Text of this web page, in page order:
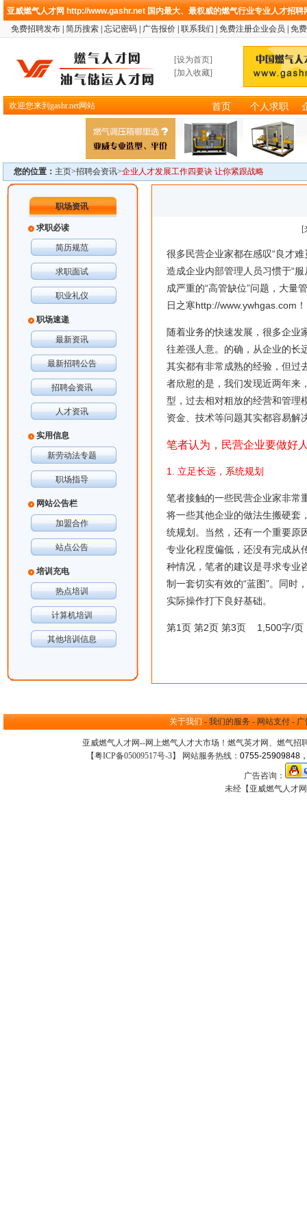
亚威燃气人才网 http://www.gashr.net 国内最大、最权威的燃气行业专业人才招
免费招聘发布 简历搜索 忘记密码 广告报价 联系我们 免费注册企业会员 免
[设为首页]
[加入收藏]
欢迎您来到gashr.net网站 首页 个人求职
您的位置： 主页>招聘会资讯>企业人才发展工作四要诀 让你紧跟战略
职场资讯
求职必读
简历规范
求职面试
职业礼仪
职场速递
最新资讯
最新招聘公告
招聘会资讯
人才资讯
实用信息
新劳动法专题
职场指导
网站公告栏
加盟合作
站点公告
培训充电
热点培训
计算机培训
其他培训信息
[
很多民营企业家都在感叹“良才
造成企业内部管理人员习惯于“
成严重的“高管缺位”问题，大量
日之寒http://www.ywhgas.com ！
随着业务的快速发展，很多企业
往差强人意。的确，从企业的长
其实都有非常成熟的经验，但过
者欣慰的是，我们发现近两年来
型，过去相对粗放的经营和管理
资金、技术等问题其实都容易解
笔者认为，民营企业要做好
1. 立足长远，系统规划
笔者接触的一些民营企业家非常
将一些其他企业的做法生搬硬套
统规划。当然，还有一个重要原
专业化程度偏低，还没有完成从
种情况，笔者的建议是寻求专业
制一套切实有效的“蓝图”。同时
实际操作打下良好基础。
第1页 第2页 第3页 1,500字/页
关于我们 - 我们的服务 - 网站支付- 广
亚威燃气人才网--网上燃气人才大市场 ！ 燃气英才网 、 燃气招
【粤ICP备05009517号-3】 网站服务热线： 0755-25909848
广告咨询：
未经【亚威燃气人才